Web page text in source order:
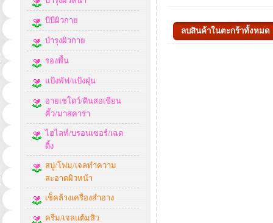
บีบีผิวกาย
บำรุงผิวกาย
รองพื้น
แป้งพัฟ/แป้งฝุ่น
อายเชโดว์/ดินสอเขียน
คิ้ว/มาสคาร่า
ไฮไลท์/บรอนเซอร์/เฉด
ดิ้ง
สบู่/โฟม/เจลทำความ
สะอาดผิวหน้า
เช็คล้างเครื่องสำอาง
ครีม/เจลแต้มสิว